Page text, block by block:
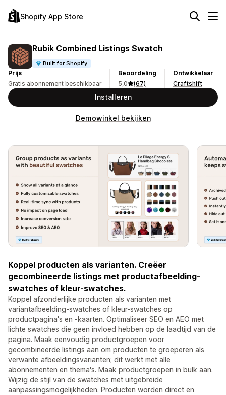
Shopify App Store
Rubik Combined Listings Swatch
Built for Shopify
Prijs
Gratis abonnement beschikbaar
Beoordeling
5,0
(67)
Ontwikkelaar
Craftshift
Installeren
Demowinkel bekijken
Koppel producten als varianten. Creëer
gecombineerde listings met productafbeelding-
swatches of kleur-swatches.
Koppel afzonderlijke producten als varianten met
variantafbeelding-swatches of kleur-swatches op
productpagina's en -kaarten. Optimaliseer SEO en AEO met
lichte swatches die geen invloed hebben op de laadtijd van de
pagina. Maak eenvoudig productgroepen voor
gecombineerde listings aan om producten te groeperen als
verwante afbeeldingsvarianten; dit werkt met alle
abonnementen en thema's. Maak productgroepen in bulk aan.
Wijzig de stijl van de swatches met uitgebreide
aanpassingsmogelijkheden. Producten worden direct en